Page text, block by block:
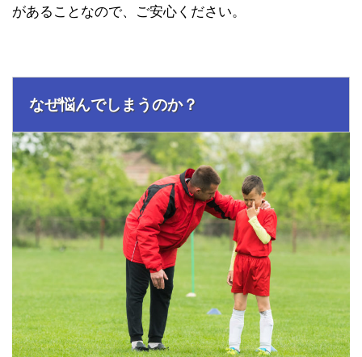
があることなので、ご安心ください。
なぜ悩んでしまうのか？